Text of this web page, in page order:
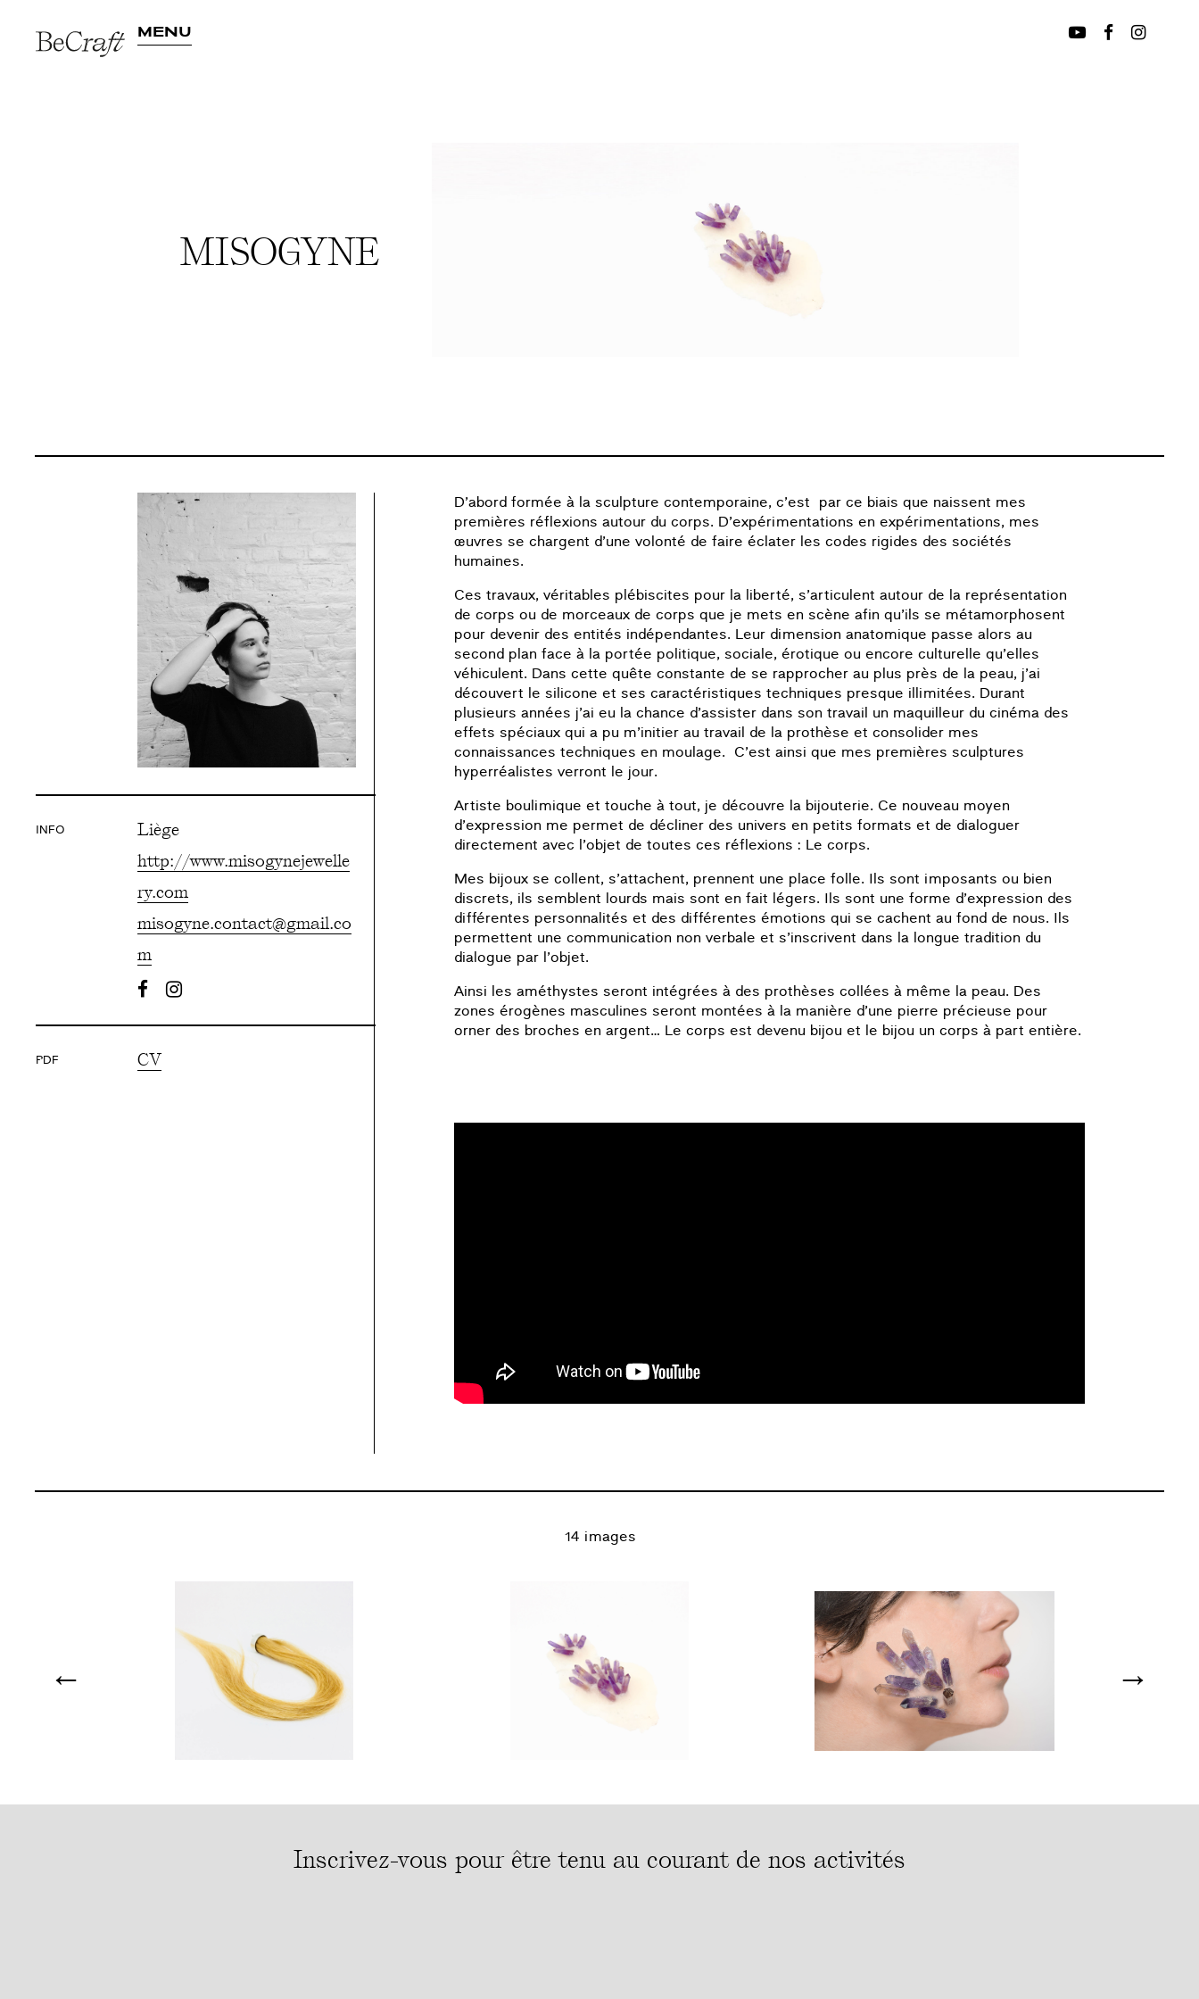
MENU
MISOGYNE
INFO
Liège
http://www.misogynejewelle
ry.com
misogyne.contact@gmail.co
m
PDF CV
D’abord formée à la sculpture contemporaine, c’est par ce biais que naissent mes
premières réflexions autour du corps. D’expérimentations en expérimentations, mes
œuvres se chargent d’une volonté de faire éclater les codes rigides des sociétés
humaines.
Ces travaux, véritables plébiscites pour la liberté, s’articulent autour de la représentation
de corps ou de morceaux de corps que je mets en scène afin qu’ils se métamorphosent
pour devenir des entités indépendantes. Leur dimension anatomique passe alors au
second plan face à la portée politique, sociale, érotique ou encore culturelle qu’elles
véhiculent. Dans cette quête constante de se rapprocher au plus près de la peau, j’ai
découvert le silicone et ses caractéristiques techniques presque illimitées. Durant
plusieurs années j’ai eu la chance d’assister dans son travail un maquilleur du cinéma des
effets spéciaux qui a pu m’initier au travail de la prothèse et consolider mes
connaissances techniques en moulage. C’est ainsi que mes premières sculptures
hyperréalistes verront le jour.
Artiste boulimique et touche à tout, je découvre la bijouterie. Ce nouveau moyen
d’expression me permet de décliner des univers en petits formats et de dialoguer
directement avec l’objet de toutes ces réflexions : Le corps.
Mes bijoux se collent, s’attachent, prennent une place folle. Ils sont imposants ou bien
discrets, ils semblent lourds mais sont en fait légers. Ils sont une forme d’expression des
différentes personnalités et des différentes émotions qui se cachent au fond de nous. Ils
permettent une communication non verbale et s’inscrivent dans la longue tradition du
dialogue par l’objet.
Ainsi les améthystes seront intégrées à des prothèses collées à même la peau. Des
zones érogènes masculines seront montées à la manière d’une pierre précieuse pour
orner des broches en argent… Le corps est devenu bijou et le bijou un corps à part entière.
14 images
← →
Inscrivez-vous pour être tenu au courant de nos activités